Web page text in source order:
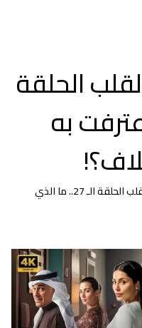
الحلقة
اعترفت به
مسلسل خريف القلب الحلقة الـ 27.. ما الذي